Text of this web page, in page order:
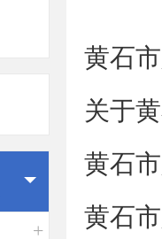
黄石
关于
黄石
黄石